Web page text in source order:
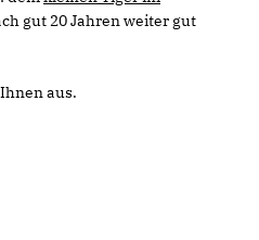
gut 20 Jahren weiter gut
aus.